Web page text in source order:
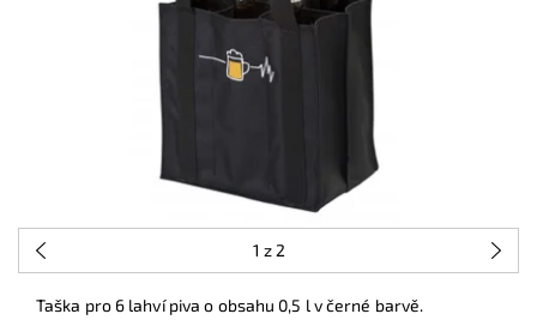
1 z 2
Taška pro 6 lahví piva o obsahu 0,5 l v černé barvě.